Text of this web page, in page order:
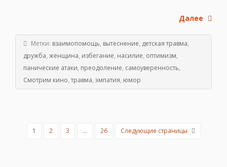
Далее
Метки: взаимопомощь, вытеснение, детская травма,
дружба, женщина, избегание, насилие, оптимизм,
панические атаки, преодоление, самоуверенность,
Смотрим кино,травма, эмпатия, юмор
1 2 3 … 26 Следующие страницы